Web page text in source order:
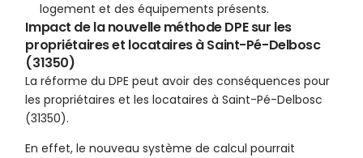
logement et des équipements présents.
Impact de la nouvelle méthode DPE sur les
propriétaires et locataires à Saint-Pé-Delbosc
(31350)
La réforme du DPE peut avoir des conséquences pour
les propriétaires et les locataires à Saint-Pé-Delbosc
(31350).
En effet, le nouveau système de calcul pourrait